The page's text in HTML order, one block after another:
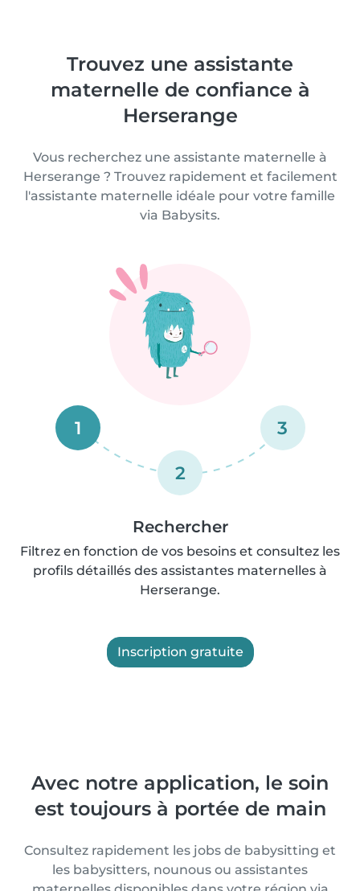
Trouvez une assistante
maternelle de confiance à
Herserange
Vous recherchez une assistante maternelle à
Herserange ? Trouvez rapidement et facilement
l'assistante maternelle idéale pour votre famille
via Babysits.
1
2
3
Rechercher
Filtrez en fonction de vos besoins et consultez les
profils détaillés des assistantes maternelles à
Herserange.
Inscription gratuite
Avec notre application, le soin
est toujours à portée de main
Consultez rapidement les jobs de babysitting et
les babysitters, nounous ou assistantes